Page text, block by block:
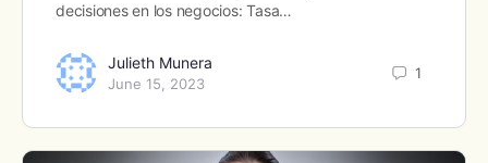
decisiones en los negocios: Tasa…
Julieth Munera
June 15, 2023
1